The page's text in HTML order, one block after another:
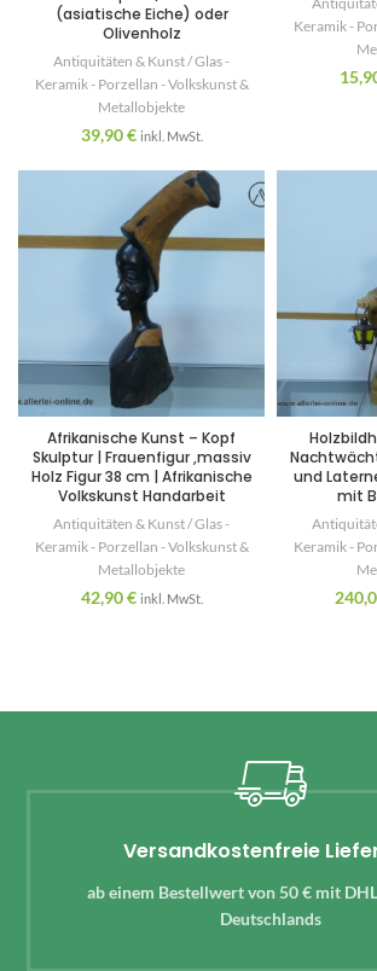
(asiatische Eiche) oder
Olivenholz
Antiquitäten & Kunst / Glas -
Keramik - Porzellan - Volkskunst &
Metallobjekte
39,90€ inkl. MwSt.
Keramik -
Afrikanische Kunst – Kopf
Skulptur | Frauenfigur ,massiv
Holz Figur 38 cm | Afrikanische
Volkskunst Handarbeit
Antiquitäten & Kunst / Glas -
Keramik - Porzellan - Volkskunst &
Metallobjekte
42,90€ inkl. MwSt.
und
mit
Keramik -
Versandkostenfreie
ab einem Bestellwert von 50 € mit
Deutschlands